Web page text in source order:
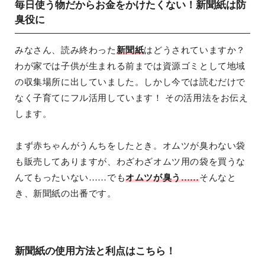
毎日使う物だからお金をかけたくない！新聞紙は防
臭役に
みなさん、読み終わった新聞紙はどうされていますか？
わが家では子供が生まれる前までは資源ゴミとして地域
の収集場所に出していました。しかし今では読むだけで
なく子育てにフル活用しています！ その活用法をお伝え
します。
まず赤ちゃんがうんちをしたとき。オムツが臭わない袋
も販売してありますが、わざわざオムツ用の袋を買うな
んてもったいない……でもオムツが臭う……そんなと
き、新聞紙の出番です。
新聞紙の使用方法と利点はこちら！